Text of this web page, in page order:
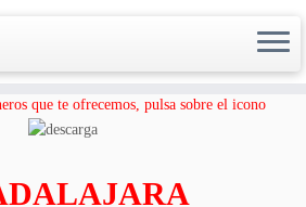
que te ofrecemos, pulsa sobre el icono